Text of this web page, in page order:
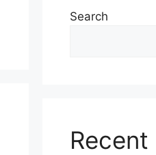
Search